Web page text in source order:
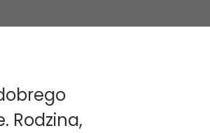
Rodzina,